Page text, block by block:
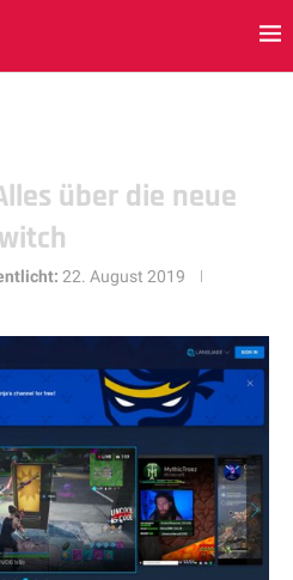
über die neue
22. August 2019